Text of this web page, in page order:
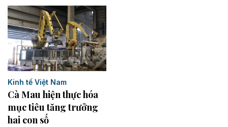
Kinh tế Việt Nam
Cà Mau hiện thực hóa
mục tiêu tăng trưởng
hai con số